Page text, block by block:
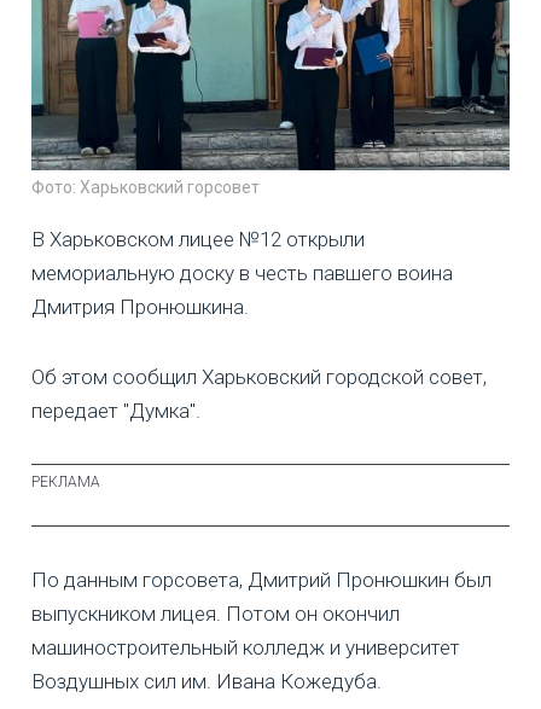
Фото: Харьковский горсовет
В Харьковском лицее №12 открыли
мемориальную доску в честь павшего воина
Дмитрия Пронюшкина.
Об этом сообщил Харьковский городской совет,
передает "Думка".
По данным горсовета, Дмитрий Пронюшкин был
выпускником лицея. Потом он окончил
машиностроительный колледж и университет
Воздушных сил им. Ивана Кожедуба.